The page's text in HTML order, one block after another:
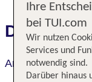
Das
Aryana Hotel
Ihre
bei TUI.com
Wir nutzen
Services und
notwendig sind.
Darüber hinaus